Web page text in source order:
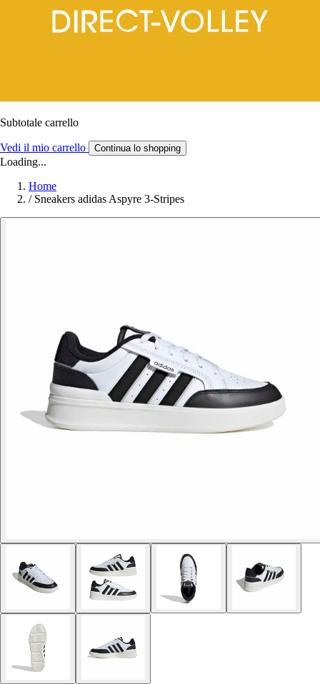
Subtotale carrello
Vedi il mio carrello Continua lo shopping
Loading...
Home
/ Sneakers adidas Aspyre 3-Stripes